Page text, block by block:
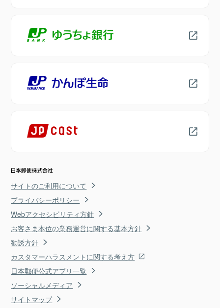
サイトのご利用について
プライバシーポリシー
Webアクセシビリティ方針
お客さま本位の業務運営に関する基本方針
勧誘方針
カスタマーハラスメントに関する考え方
日本郵便公式アプリ一覧
ソーシャルメディア
サイトマップ